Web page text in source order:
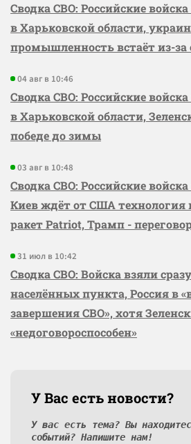
Сводка СВО: Российские
в Харьковской области,
промышленность встаёт из-за
04 авг в 10:46
Сводка СВО: Российские
в Харьковской области,
победе до зимы
03 авг в 10:48
Сводка СВО: Российские
Киев ждёт от США технология
ракет Patriot, Трамп -
31 июл в 10:42
Сводка СВО: Войска взяли
населённых пункта, Россия в
завершения СВО», хотя
«недоговороспособен»
У Вас есть новости?
У вас есть тема? Вы
событий? Напишите нам!